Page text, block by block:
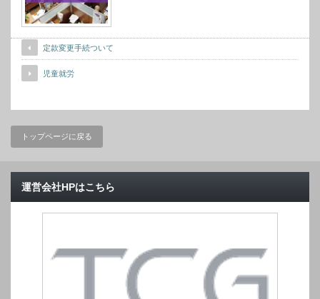
定款変更手続ついて
児童就労
トップページに戻る
運営会社HPはこちら